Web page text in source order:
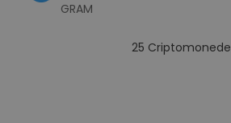
GRAM
25 Criptomonede